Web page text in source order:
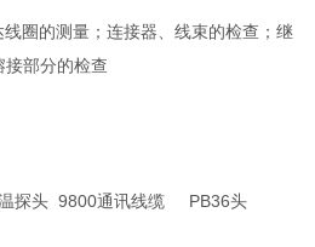
圈的测量；连接器、线束的检查；继
接部分的检查
探头 9800通讯线缆 PB36头